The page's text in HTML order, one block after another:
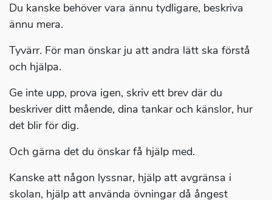
Du kanske behöver vara ännu tydligare, beskriva
ännu mera.
Tyvärr. För man önskar ju att andra lätt ska förstå
och hjälpa.
Ge inte upp, prova igen, skriv ett brev där du
beskriver ditt mående, dina tankar och känslor, hur
det blir för dig.
Och gärna det du önskar få hjälp med.
Kanske att någon lyssnar, hjälp att avgränsa i
skolan, hjälp att använda övningar då ångest